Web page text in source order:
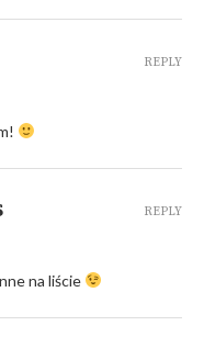
REPLY
na liście
REPLY